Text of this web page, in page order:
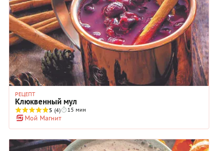
РЕЦЕПТ
Клюквенный мул
5 (4) 15 мин
Мой Магнит